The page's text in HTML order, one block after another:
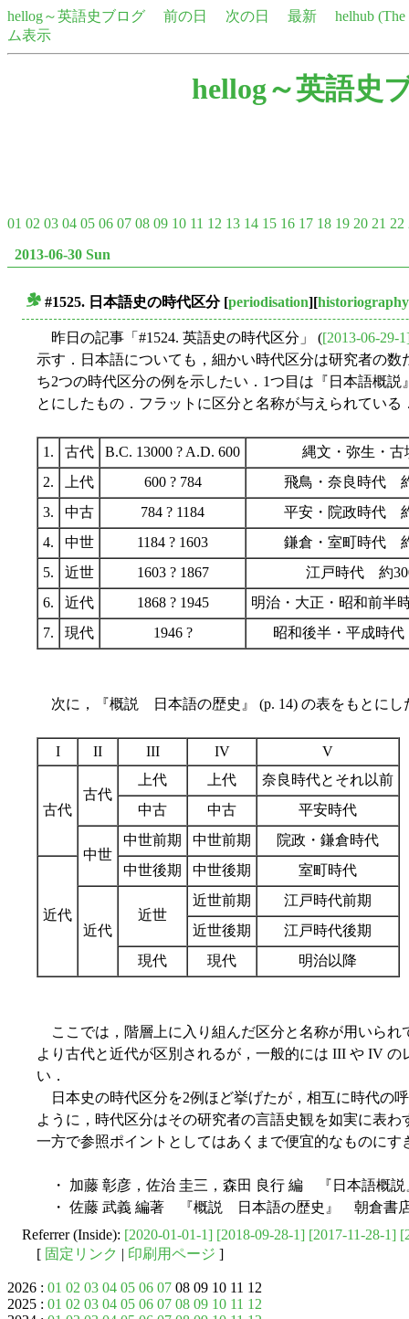
hellog～英語史ブログ 前の日 次の日 最新
helhub
ム表示
hellog～英語史
01 02 03 04 05 06 07 08 09 10 11 12 13 14 15 16 17 18 19 20 21 22
2013-06-30 Sun
#1525. 日本語史の時代区分[periodisation][historiography
昨日の記事「#1524. 英語史の時代区分」 ([2013-06-29-
示す．日本語についても，細かい時代区分は研究者の
ち2つの時代区分の例を示したい．1つ目は『日本語概説
とにしたもの．フラットに区分と名称が与えられている
1. 古代 B.C. 13000 ? A.D. 600
縄文・弥生・古
2.
上代 600 ? 784
飛鳥・奈良時代
3.
中古 784 ? 1184
平安・院政時代
4.
中世 1184 ? 1603
鎌倉・室町時代
5.
近世 1603 ? 1867
江戸時代 約
6.
近代 1868 ? 1945
明治・大正・昭和前半
7.
現代 1946 ? 昭和後半・平成時
次に，『概説 日本語の歴史』 (p. 14) の表をもとにし
I II III IV V
古代
古代
上代 上代
奈良時代とそれ以前
中古
中古 平安時代
中世
中世前期 中世前期 院政・鎌倉時代
近代
中世後期 中世後期 室町時代
近代
近世
近世前期
江戸時代前期
近世後期
江戸時代後期
現代
現代 明治以降
ここでは，階層上に入り組んだ区分と名称が用いられ
より古代と近代が区別されるが，一般的には III や IV
い．
日本史の時代区分を2例ほど挙げたが，相互に時代の
ように，時代区分はその研究者の言語史観を如実に表
一方で参照ポイントとしてはあくまで便宜的なものにす
・ 加藤 彰彦，佐治 圭三，森田 良行 編 『日本語概
・ 佐藤 武義 編著 『概説 日本語の歴史』 朝倉書店
Referrer (Inside): [2020-01-01-1] [2018-09-28-1] [2017-11-28-1]
[ 固定リンク | 印刷用ページ ]
2026 : 01 02 03 04 05 06 07 08 09 10 11 12
2025 : 01 02 03 04 05 06 07 08 09 10 11 12